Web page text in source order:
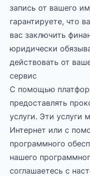
запись от вашего
гарантируете, что
вас заключить
юридически
действовать от
сервис
С помощью
предоставлять
услуги. Эти услуги
Интернет или с
программного
нашего
соглашаетесь с